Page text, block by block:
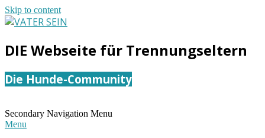
Skip to content
SEIN
DIE Webseite für Trennungseltern
Die Hunde-Community
Secondary Navigation Menu
Menu